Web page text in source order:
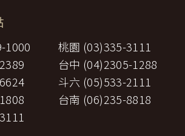
1000
桃園 (03)335-3111
台中 (04)2305-1288
斗六 (05)533-2111
台南 (06)235-8818